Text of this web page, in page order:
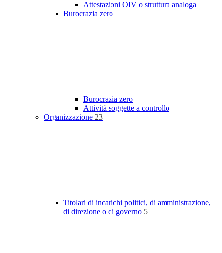
Attestazioni OIV o struttura analoga
Burocrazia zero
Burocrazia zero
Attività soggette a controllo
Organizzazione 23
Titolari di incarichi politici, di amministrazione,
di direzione o di governo 5